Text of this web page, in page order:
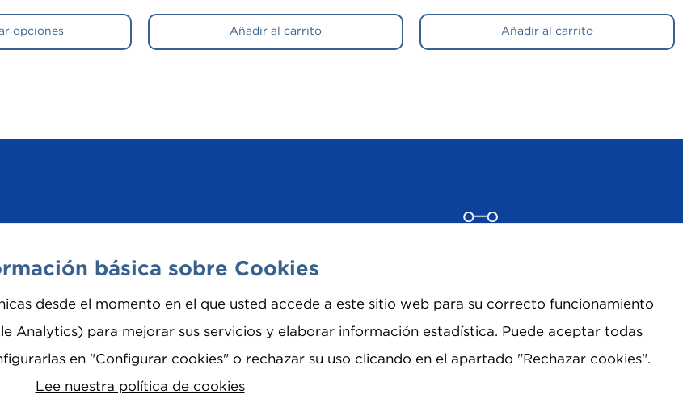
opciones Añadir al carrito Añadir al carrito
básica sobre Cookies
desde el momento en el que usted accede a este sitio web para su correcto funcionamiento
Analytics) para mejorar sus servicios y elaborar información estadística. Puede aceptar todas
en "Configurar cookies" o rechazar su uso clicando en el apartado "Rechazar cookies".
Lee nuestra política de cookies